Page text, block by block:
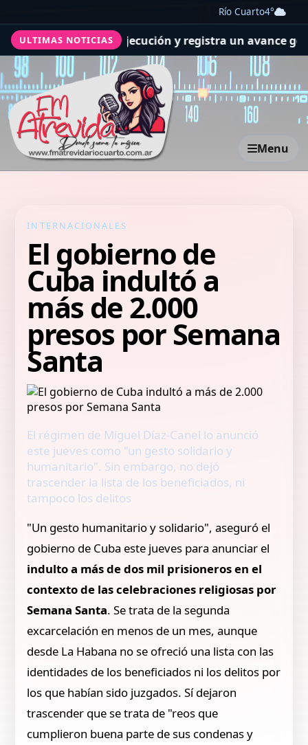
Río Cuarto4°
ULTIMAS NOTICIASde ejecución y registra un avance general
Menu
INTERNACIONALES
El gobierno de
Cuba indultó a
más de 2.000
presos por Semana
Santa
El régimen de Miguel Díaz-Canel lo anunció
este jueves como "un gesto solidario y
humanitario". Sin embargo, no dejó
trascender la lista de los beneficiados, ni
tampoco los delitos
"Un gesto humanitario y solidario", aseguró el
gobierno de Cuba este jueves para anunciar el
indulto a más de dos mil prisioneros en el
contexto de las celebraciones religiosas por
Semana Santa. Se trata de la segunda
excarcelación en menos de un mes, aunque
desde La Habana no se ofreció una lista con las
identidades de los beneficiados ni los delitos por
los que habían sido juzgados. Sí dejaron
trascender que se trata de "reos que
cumplieron buena parte de sus condenas y